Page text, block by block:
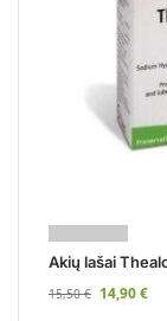
Akių lašai
15,50€ 14,90€